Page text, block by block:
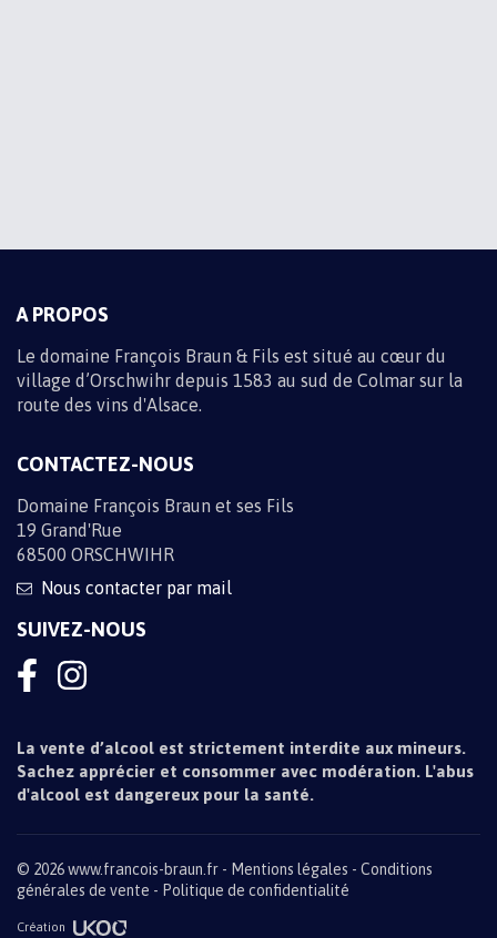
A PROPOS
Le domaine François Braun & Fils est situé au cœur du
village d’Orschwihr depuis 1583 au sud de Colmar sur la
route des vins d'Alsace.
CONTACTEZ-NOUS
Domaine François Braun et ses Fils
19 Grand'Rue
68500 ORSCHWIHR
Nous contacter par mail
SUIVEZ-NOUS
La vente d’alcool est strictement interdite aux mineurs.
Sachez apprécier et consommer avec modération. L'abus
d'alcool est dangereux pour la santé.
© 2026 www.francois-braun.fr - Mentions légales
Conditions
générales de vente
Politique de confidentialité
Création